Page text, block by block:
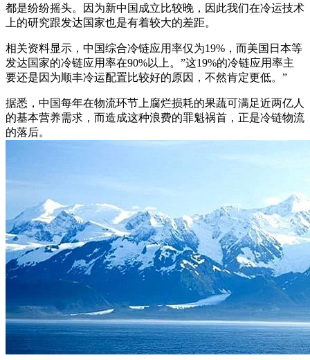
都是纷纷摇头。因为新中国成立比较晚，因此我们在冷运技术
上的研究跟发达国家也是有着较大的差距。
相关资料显示，中国综合冷链应用率仅为19%，而美国日本等
发达国家的冷链应用率在90%以上。”这19%的冷链应用率主
要还是因为顺丰冷运配置比较好的原因，不然肯定更低。”
据悉，中国每年在物流环节上腐烂损耗的果蔬可满足近两亿人
的基本营养需求，而造成这种浪费的罪魁祸首，正是冷链物流
的落后。